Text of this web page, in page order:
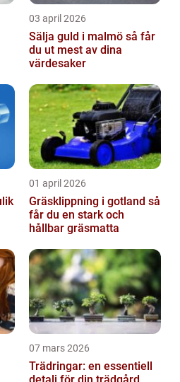
03 april 2026
Sälja guld i malmö så får
du ut mest av dina
värdesaker
01 april 2026
Gräsklippning i gotland så
får du en stark och
hållbar gräsmatta
07 mars 2026
Trädringar: en essentiell